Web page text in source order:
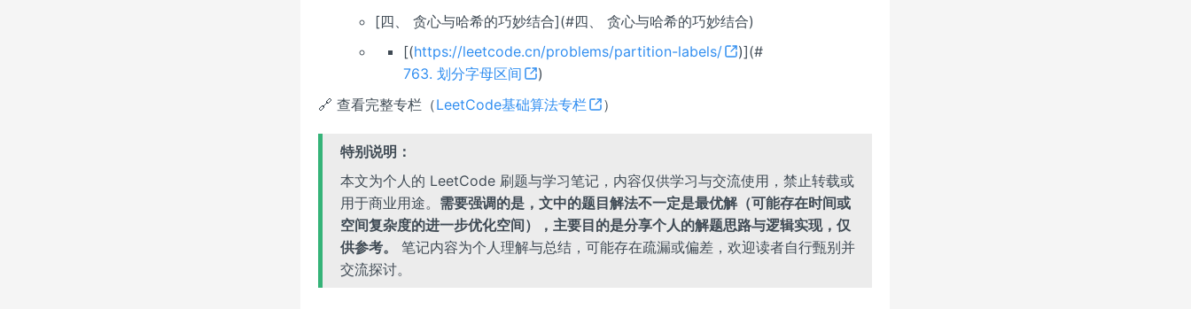
[四、 贪心与哈希的巧妙结合](#四、 贪心与哈希的巧妙结合)
[(https://leetcode.cn/problems/partition-labels/
)](#
763. 划分字母区间
)
🔗 查看完整专栏（LeetCode基础算法专栏 ）
特别说明：
本文为个人的 LeetCode 刷题与学习笔记，内容仅供学习与交流使用，禁止转载或
用于商业用途。 需要强调的是，文中的题目解法不一定是最优解（可能存在时间或
空间复杂度的进一步优化空间），主要目的是分享个人的解题思路与逻辑实现，仅
供参考。
笔记内容为个人理解与总结，可能存在疏漏或偏差，欢迎读者自行甄别并
交流探讨。